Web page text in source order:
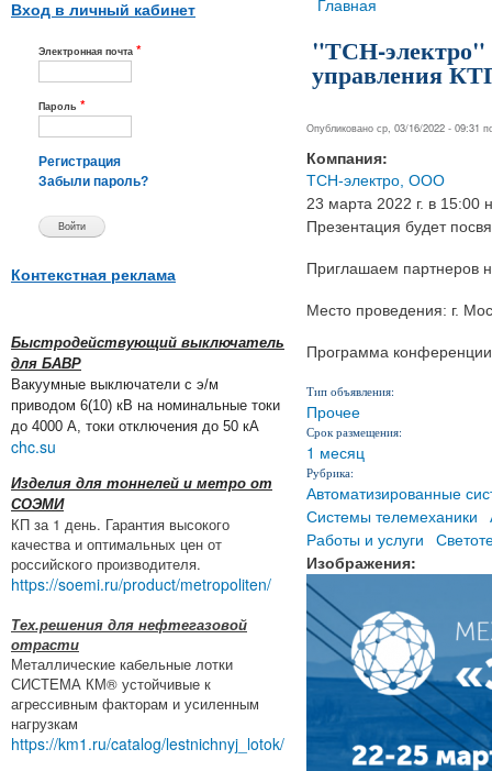
Вход в личный кабинет
Электронная почта *
Пароль *
Регистрация
Забыли пароль?
Контекстная реклама
Быстродействующий выключатель
для БАВР
Вакуумные выключатели с э/м
приводом 6(10) кВ на номинальные токи
до 4000 А, токи отключения до 50 кА
chc.su
Изделия для тоннелей и метро от
СОЭМИ
КП за 1 день. Гарантия высокого
качества и оптимальных цен от
российского производителя.
https://soemi.ru/product/metropoliten/
Тех.решения для нефтегазовой
отрасти
Металлические кабельные лотки
СИСТЕМА КМ® устойчивые к
агрессивным факторам и усиленным
нагрузкам
https://km1.ru/catalog/lestnichnyj_lotok/
Вы здесь
Главная
"ТСН-электро"
управления
Опубликовано ср, 03/16/2022 - 09:31
Компания:
ТСН-электро, ООО
23 марта 2022 г. в 15:00
Презентация будет
Приглашаем партнеров
Место проведения: г.
Программа
Тип объявления:
Прочее
Срок размещения:
1 месяц
Рубрика:
Автоматизированные
Системы телемеханики
Работы и услуги
Изображения: